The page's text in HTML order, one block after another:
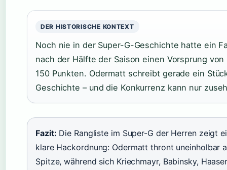
DER HISTORISCHE KONTEXT
Noch nie in der Super-G-Geschichte hatte ein
nach der Hälfte der Saison einen Vorsprung von
150 Punkten. Odermatt schreibt gerade ein
Geschichte – und die Konkurrenz kann nur
Fazit: Die Rangliste im Super-G der Herren zeigt
klare Hackordnung: Odermatt thront uneinholbar
Spitze, während sich Kriechmayr, Babinsky,